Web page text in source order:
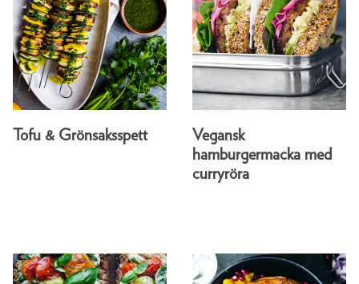
Tofu & Grönsaksspett
Vegansk
hamburgermacka med
curryröra